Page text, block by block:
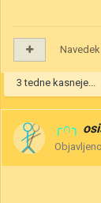
Navedek
3 tedne kasneje...
╭∩╮
Objavljeno